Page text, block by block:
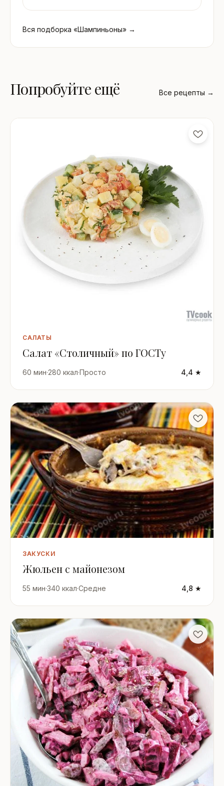
Вся подборка «Шампиньоны» →
Попробуйте ещё Все рецепты →
САЛАТЫ
Салат «Столичный» по ГОСТу
60 мин·280 ккал·Просто 4,4 ★
ЗАКУСКИ
Жюльен с майонезом
55 мин·340 ккал·Средне 4,8 ★